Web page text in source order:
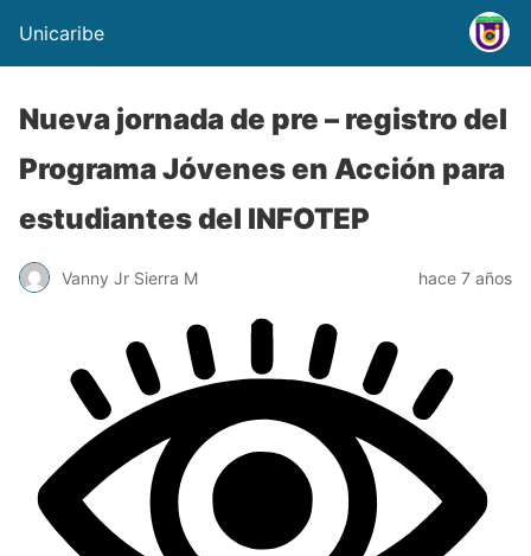
Unicaribe
Nueva jornada de pre – registro del
Programa Jóvenes en Acción para
estudiantes del INFOTEP
Vanny Jr Sierra M hace 7 años